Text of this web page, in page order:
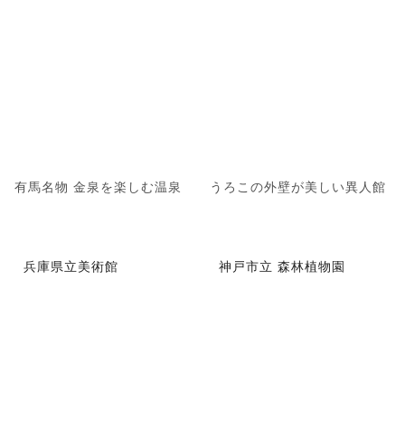
有馬名物 金泉を楽しむ温泉 うろこの外壁が美しい異人館
兵庫県立美術館 神戸市立 森林植物園